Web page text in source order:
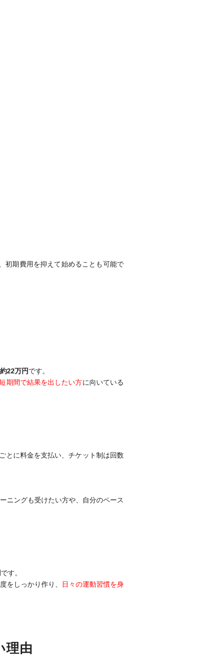
初期費用を抑えて始めることも可能で
約22万円です。
期間で結果を出したい方に向いている
とに料金を支払い、チケット制は回数
ニングも受けたい方や、自分のペース
です。
をしっかり作り、
日々の運動習慣を身
理由